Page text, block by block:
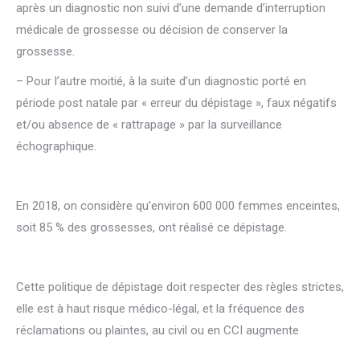
après un diagnostic non suivi d’une demande d’interruption
médicale de grossesse ou décision de conserver la
grossesse.
– Pour l’autre moitié, à la suite d’un diagnostic porté en
période post natale par « erreur du dépistage », faux négatifs
et/ou absence de « rattrapage » par la surveillance
échographique.
En 2018, on considère qu’environ 600 000 femmes enceintes,
soit 85 % des grossesses, ont réalisé ce dépistage.
Cette politique de dépistage doit respecter des règles strictes,
elle est à haut risque médico-légal, et la fréquence des
réclamations ou plaintes, au civil ou en CCI augmente